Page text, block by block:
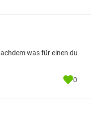
was für einen du
0